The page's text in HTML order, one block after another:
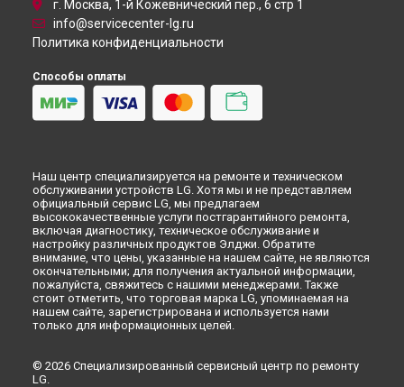
г. Москва, 1-й Кожевнический пер., 6 стр 1
info@servicecenter-lg.ru
Политика конфиденциальности
Способы оплаты
Наш центр специализируется на ремонте и техническом
обслуживании устройств LG. Хотя мы и не представляем
официальный сервис LG, мы предлагаем
высококачественные услуги постгарантийного ремонта,
включая диагностику, техническое обслуживание и
настройку различных продуктов Элджи. Обратите
внимание, что цены, указанные на нашем сайте, не являются
окончательными; для получения актуальной информации,
пожалуйста, свяжитесь с нашими менеджерами. Также
стоит отметить, что торговая марка LG, упоминаемая на
нашем сайте, зарегистрирована и используется нами
только для информационных целей.
© 2026 Специализированный сервисный центр по ремонту
LG.